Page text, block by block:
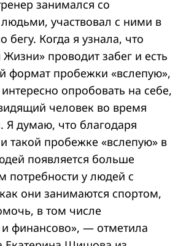
занимался со
участвовал с ними в
бегу. Когда я узнала, что
проводит забег и есть
формат пробежки «вслепую»,
опробовать на себе,
человек во время
Я думаю, что благодаря
такой пробежке «вслепую» в
появляется больше
потребности у людей с
они занимаются спортом,
в том числе
финансово», — отметила